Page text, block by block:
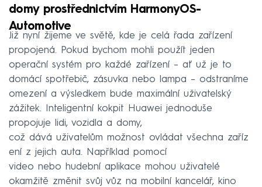
domy prostřednictvím HarmonyOS-
Automotive
Již nyní žijeme ve světě, kde je celá řada zařízení
propojená. Pokud bychom mohli použít jeden
operační systém pro každé zařízení – ať už je to
domácí spotřebič, zásuvka nebo lampa – odstraníme
omezení a výsledkem bude maximální uživatelský
zážitek. Inteligentní kokpit Huawei jednoduše
propojuje lidi, vozidla a domy,
což dává uživatelům možnost ovládat všechna zaříz
ení z jejich auta. Například pomocí
video nebo hudební aplikace mohou uživatelé
okamžitě změnit svůj vůz na mobilní kancelář, kino